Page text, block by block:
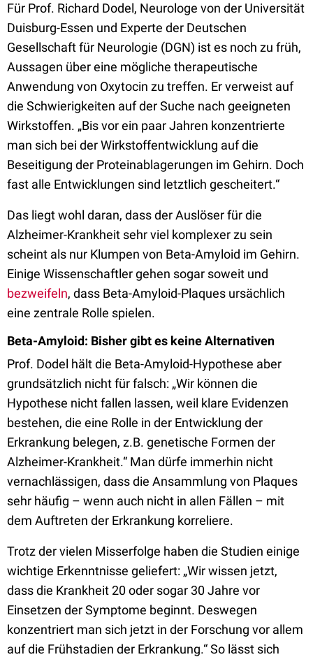
Für Prof. Richard Dodel, Neurologe von der Universität
Duisburg-Essen und Experte der Deutschen
Gesellschaft für Neurologie (DGN) ist es noch zu früh,
Aussagen über eine mögliche therapeutische
Anwendung von Oxytocin zu treffen. Er verweist auf
die Schwierigkeiten auf der Suche nach geeigneten
Wirkstoffen. „Bis vor ein paar Jahren konzentrierte
man sich bei der Wirkstoffentwicklung auf die
Beseitigung der Proteinablagerungen im Gehirn. Doch
fast alle Entwicklungen sind letztlich gescheitert.“
Das liegt wohl daran, dass der Auslöser für die
Alzheimer-Krankheit sehr viel komplexer zu sein
scheint als nur Klumpen von Beta-Amyloid im Gehirn.
Einige Wissenschaftler gehen sogar soweit und
bezweifeln, dass Beta-Amyloid-Plaques ursächlich
eine zentrale Rolle spielen.
Beta-Amyloid: Bisher gibt es keine Alternativen
Prof. Dodel hält die Beta-Amyloid-Hypothese aber
grundsätzlich nicht für falsch: „Wir können die
Hypothese nicht fallen lassen, weil klare Evidenzen
bestehen, die eine Rolle in der Entwicklung der
Erkrankung belegen, z.B. genetische Formen der
Alzheimer-Krankheit.“ Man dürfe immerhin nicht
vernachlässigen, dass die Ansammlung von Plaques
sehr häufig – wenn auch nicht in allen Fällen – mit
dem Auftreten der Erkrankung korreliere.
Trotz der vielen Misserfolge haben die Studien einige
wichtige Erkenntnisse geliefert: „Wir wissen jetzt,
dass die Krankheit 20 oder sogar 30 Jahre vor
Einsetzen der Symptome beginnt. Deswegen
konzentriert man sich jetzt in der Forschung vor allem
auf die Frühstadien der Erkrankung.“ So lässt sich